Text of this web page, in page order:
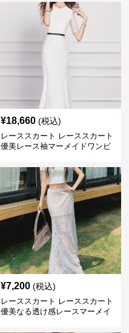
¥18,660 (税込)
レーススカート レーススカート
優美レース袖マーメイドワンピ
¥7,200 (税込)
レーススカート レーススカート
優美なる透け感レースマーメイ